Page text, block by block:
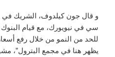
و قال جون كيلدوف، الشريك في
سي في نيويورك، مع قيام البنوك
للحد من النمو من خلال رفع
يظهر هنا في مجمع البترول”،